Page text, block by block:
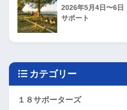
2026年5月4日〜6
サポート
カテゴリー
１８サポーターズ